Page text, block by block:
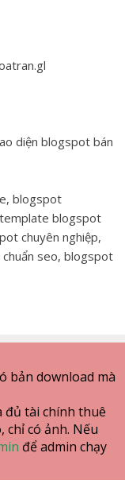
diện blogspot bán
blogspot
blogspot
chuyên nghiệp,
seo, blogspot
bản download mà
đủ tài chính thuê
chỉ có ảnh. Nếu
để admin chạy